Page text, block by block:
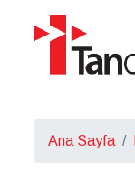
Ana Sayfa